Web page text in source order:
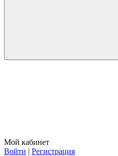
Мой кабинет
Войти | Регистрация